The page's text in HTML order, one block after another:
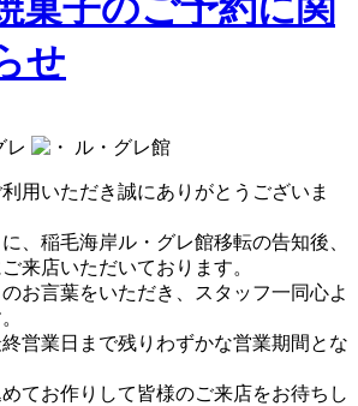
せ
レ
ル・グレ館
用いただき誠にありがとうございま
、稲毛海岸ル・グレ館移転の告知後、
来店いただいております。
お言葉をいただき、スタッフ一同心よ
営業日まで残りわずかな営業期間とな
てお作りして皆様のご来店をお待ちし